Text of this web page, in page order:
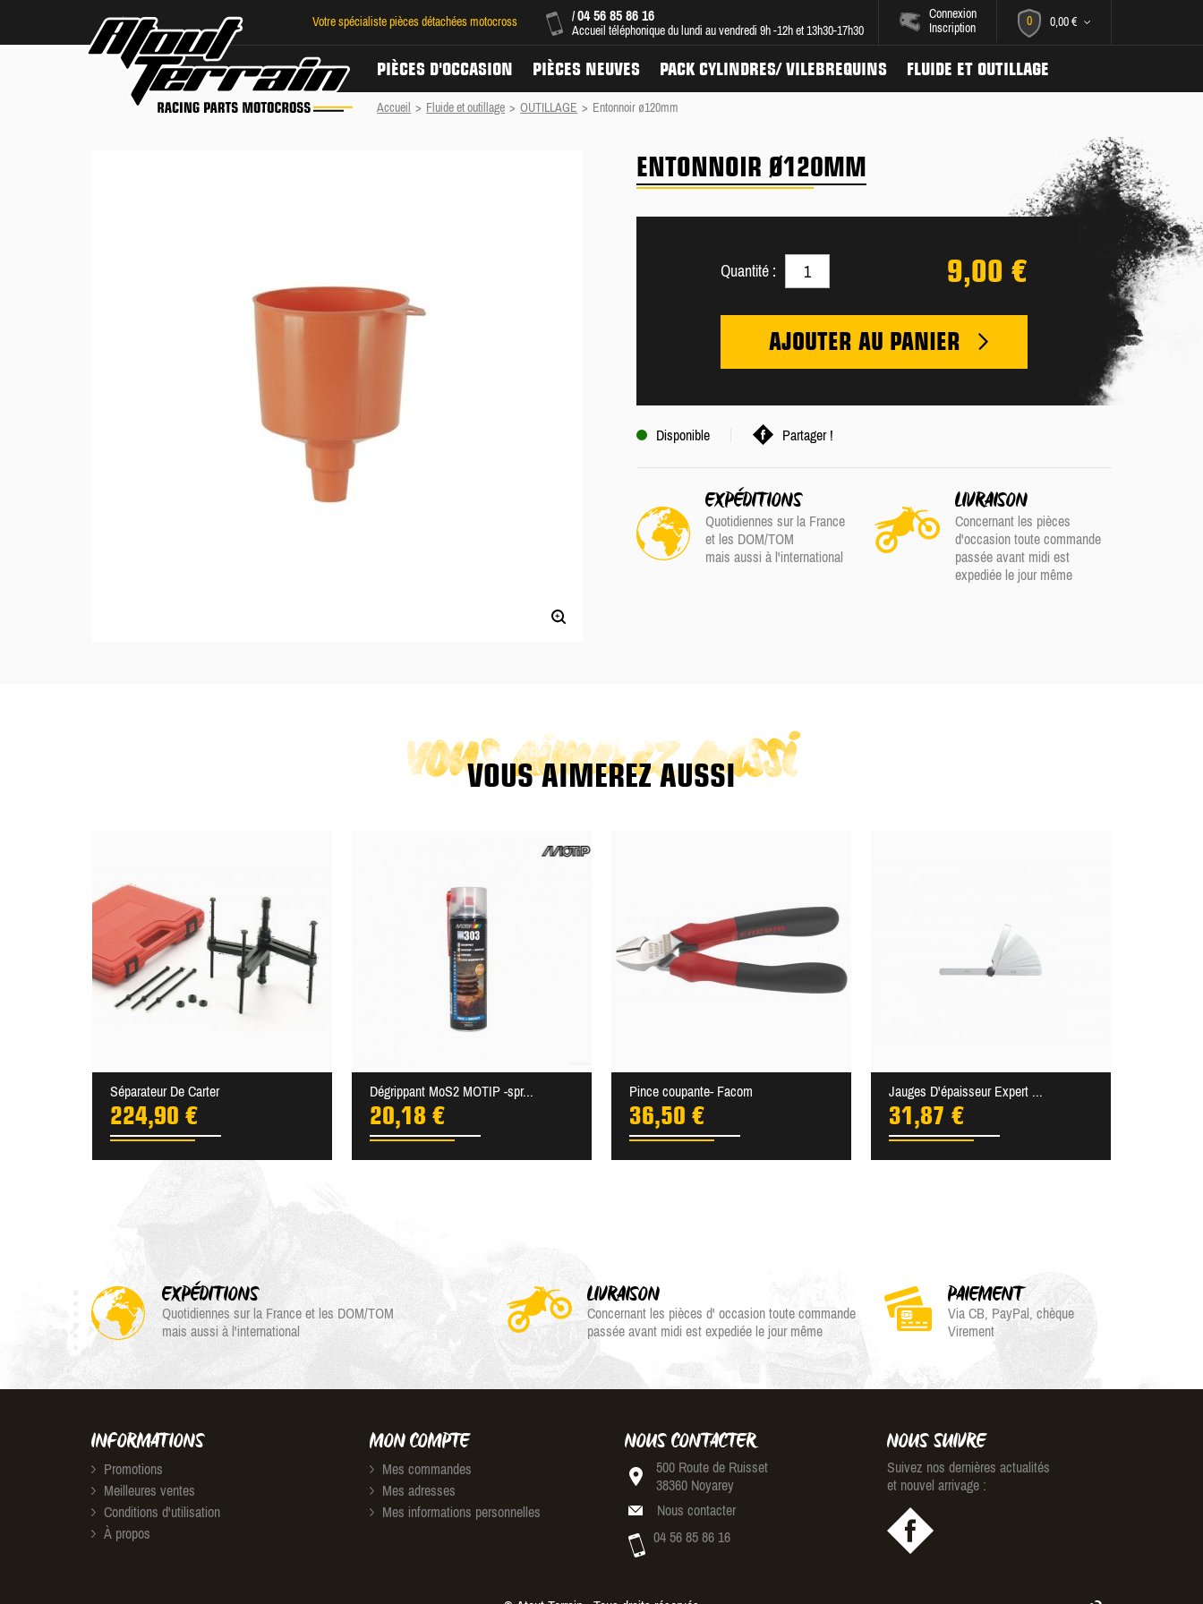
0 0,00 €
Connexion
Inscription
/04 56 85 86 16
Accueil téléphonique du lundi au vendredi 9h -12h et 13h30-17h30
Votre spécialiste pièces détachées motocross
PIÈCES D'OCCASION PIÈCES NEUVES PACK CYLINDRES/ VILEBREQUINS FLUIDE ET OUTILLAGE
Accueil > Fluide et outillage > OUTILLAGE > Entonnoir ø120mm
ENTONNOIR Ø120MM
9,00 €
Quantité :
AJOUTER AU PANIER
Disponible Partager !
EXPÉDITIONS
Quotidiennes sur la France
et les DOM/TOM
mais aussi à l'international
LIVRAISON
Concernant les pièces
d'occasion toute commande
passée avant midi est
expediée le jour même
VOUS AIMEREZ AUSSI
vous aimerez aussi
Séparateur De Carter
224,90 €
Dégrippant MoS2 MOTIP -spr...
20,18 €
Pince coupante- Facom
36,50 €
Jauges D'épaisseur Expert ...
31,87 €
EXPÉDITIONS
Quotidiennes sur la France et les DOM/TOM
mais aussi à l'international
LIVRAISON
Concernant les pièces d' occasion toute commande
passée avant midi est expediée le jour même
PAIEMENT
Via CB, PayPal, chèque
Virement
INFORMATIONS
Promotions
Meilleures ventes
Conditions d'utilisation
À propos
MON COMPTE
Mes commandes
Mes adresses
Mes informations personnelles
NOUS CONTACTER
500 Route de Ruisset
38360 Noyarey
Nous contacter
04 56 85 86 16
NOUS SUIVRE
Suivez nos dernières actualités
et nouvel arrivage :